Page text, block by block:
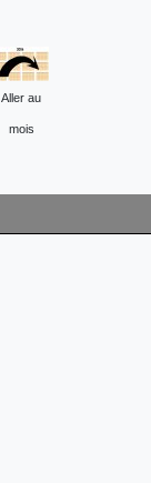
Aller au
mois